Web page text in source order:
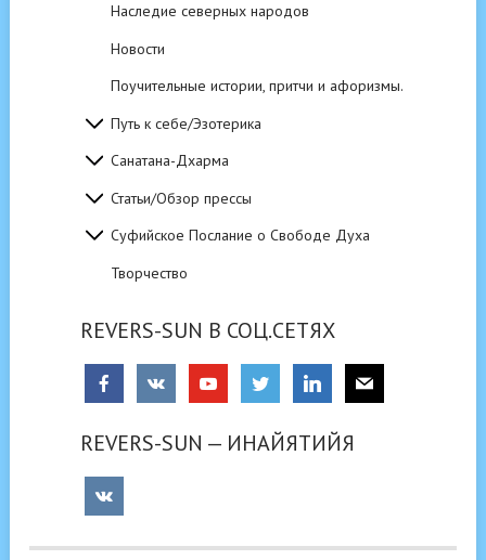
Наследие северных народов
Новости
Поучительные истории, притчи и афоризмы.
Путь к себе/Эзотерика
Санатана-Дхарма
Статьи/Обзор прессы
Суфийское Послание о Свободе Духа
Творчество
REVERS-SUN В СОЦ.СЕТЯХ
REVERS-SUN — ИНАЙЯТИЙЯ